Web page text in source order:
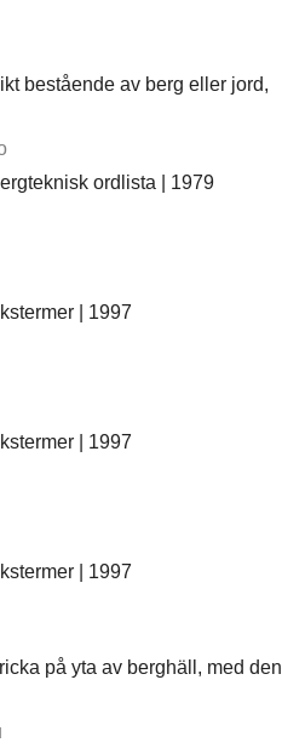
bestående av berg eller jord,
ordlista | 1979
| 1997
| 1997
| 1997
på yta av berghäll, med den